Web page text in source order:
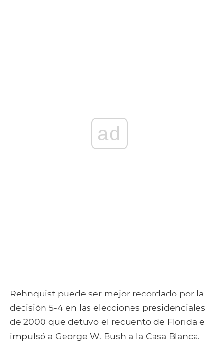
ad
Rehnquist puede ser mejor recordado por la
decisión 5-4 en las elecciones presidenciales
de 2000 que detuvo el recuento de Florida e
impulsó a George W. Bush a la Casa Blanca.